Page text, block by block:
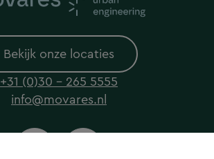
Bekijk onze locaties
+31 (0)30 - 265 5555
info@movares.nl